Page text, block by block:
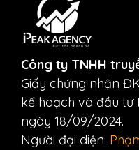
Công ty TNHH
Giấy chứng nhận
kế hoạch và đầu
ngày 18/09/2024.
Người đại diện: